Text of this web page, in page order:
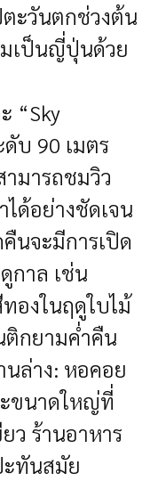
ะวันตกช่วงต้น
เป็นญี่ปุ่นด้วย
“Sky
บ 90 เมตร
มารถชมวิว
ได้อย่างชัดเจน
นจะมีการเปิด
กาล เช่น
องในฤดูใบไม้
ติกยามค่ำคืน
นล่าง: หอคอย
ขนาดใหญ่ที่
ร้านอาหาร
ะทันสมัย